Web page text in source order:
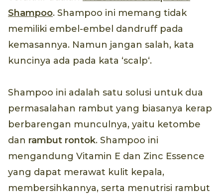
Shampoo. Shampoo ini memang tidak
memiliki embel-embel dandruff pada
kemasannya. Namun jangan salah, kata
kuncinya ada pada kata ‘scalp‘.
Shampoo ini adalah satu solusi untuk dua
permasalahan rambut yang biasanya kerap
berbarengan munculnya, yaitu ketombe
dan rambut rontok. Shampoo ini
mengandung Vitamin E dan Zinc Essence
yang dapat merawat kulit kepala,
membersihkannya, serta menutrisi rambut